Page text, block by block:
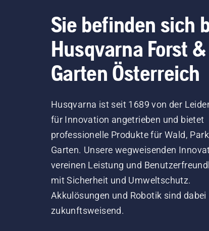
Sie befinden sich
Husqvarna Forst &
Garten Österreich
Husqvarna ist seit 1689 von der
für Innovation angetrieben und bietet
professionelle Produkte für Wald,
Garten. Unsere wegweisenden
vereinen Leistung und
mit Sicherheit und Umweltschutz.
Akkulösungen und Robotik sind dabei
zukunftsweisend.